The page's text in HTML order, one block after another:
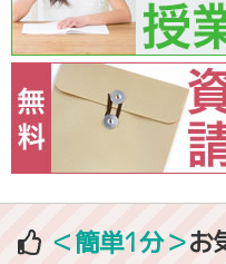
＜簡単1分＞お